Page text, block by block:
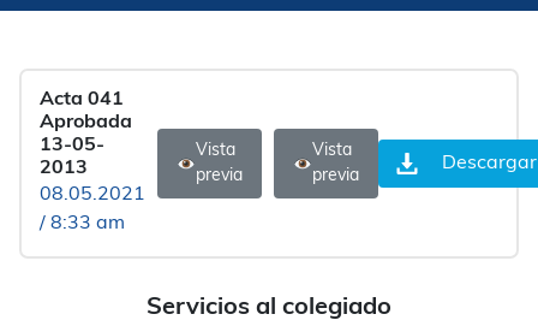
Servicios al colegiado
Acta 041
Aprobada
13-05-
2013
08.05.2021
/ 8:33 am
Vista
previa
Vista
previa
Descargar